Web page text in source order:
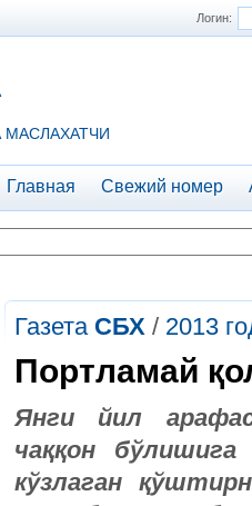
Логин:
Главная Свежий номер
Газета СБХ / 2013
Портламай
Янги йил
чаққон
кўзлаган